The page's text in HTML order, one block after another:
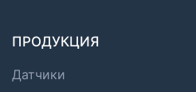
ПРОДУКЦИЯ
Датчики